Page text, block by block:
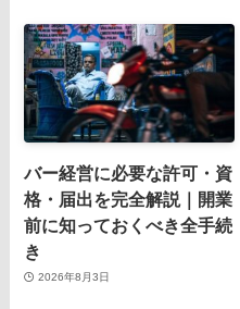
バー経営に必要な許可・資
格・届出を完全解説｜開業
前に知っておくべき全手続
き
2026年8月3日